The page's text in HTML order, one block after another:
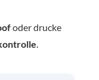
oder drucke